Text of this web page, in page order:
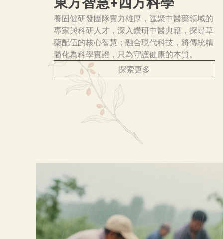
養固健研發團隊實力雄厚，匯聚中醫藥領域的
專家與科研人才，深入鑽研中醫典籍，探尋草
藥配伍的核心智慧；融合現代科技，將傳統精
髓化為科學實證，只為守護健康的本質。
探索更多